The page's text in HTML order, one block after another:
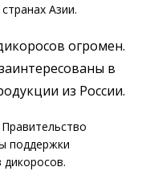
Азии.
огромен.
в
из России.
Правительство
поддержки
дикоросов.